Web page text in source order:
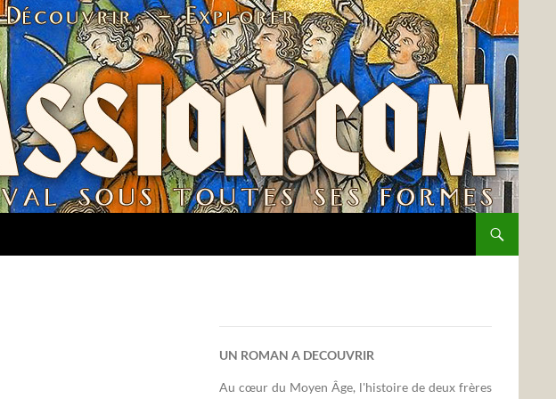
UN ROMAN A DECOUVRIR
Au cœur du Moyen Âge, l'histoire de deux frères